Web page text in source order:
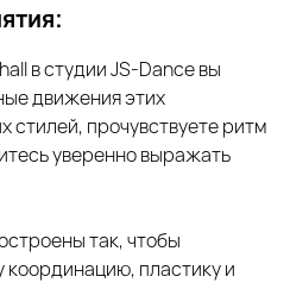
в студии JS‑Dance вы
движения этих
стилей, прочувствуете ритм
уверенно выражать
так, чтобы
координацию, пластику и